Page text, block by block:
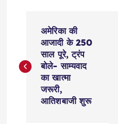
s
अमेरिका की
आजादी के 250
साल पूरे, ट्रंप
बोले- साम्यवाद
का खात्मा
जरूरी,
आतिशबाजी शुरू